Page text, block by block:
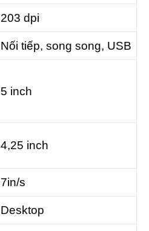
203 dpi
Nối tiếp, song song, USB
5 inch
4,25 inch
7in/s
Desktop